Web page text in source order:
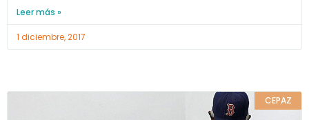
Leer más »
1 diciembre, 2017
CEPAZ